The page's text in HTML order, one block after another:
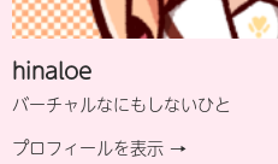
hinaloe
バーチャルなにもしないひと
プロフィールを表示 →